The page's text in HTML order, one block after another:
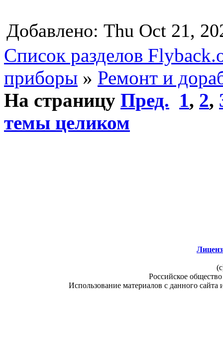
Добавлено: Thu Oct 21,
Список разделов
приборы » Ремонт и
На страницу Пред. 1, 2,
темы целиком
Российское
Использование материалов с данного